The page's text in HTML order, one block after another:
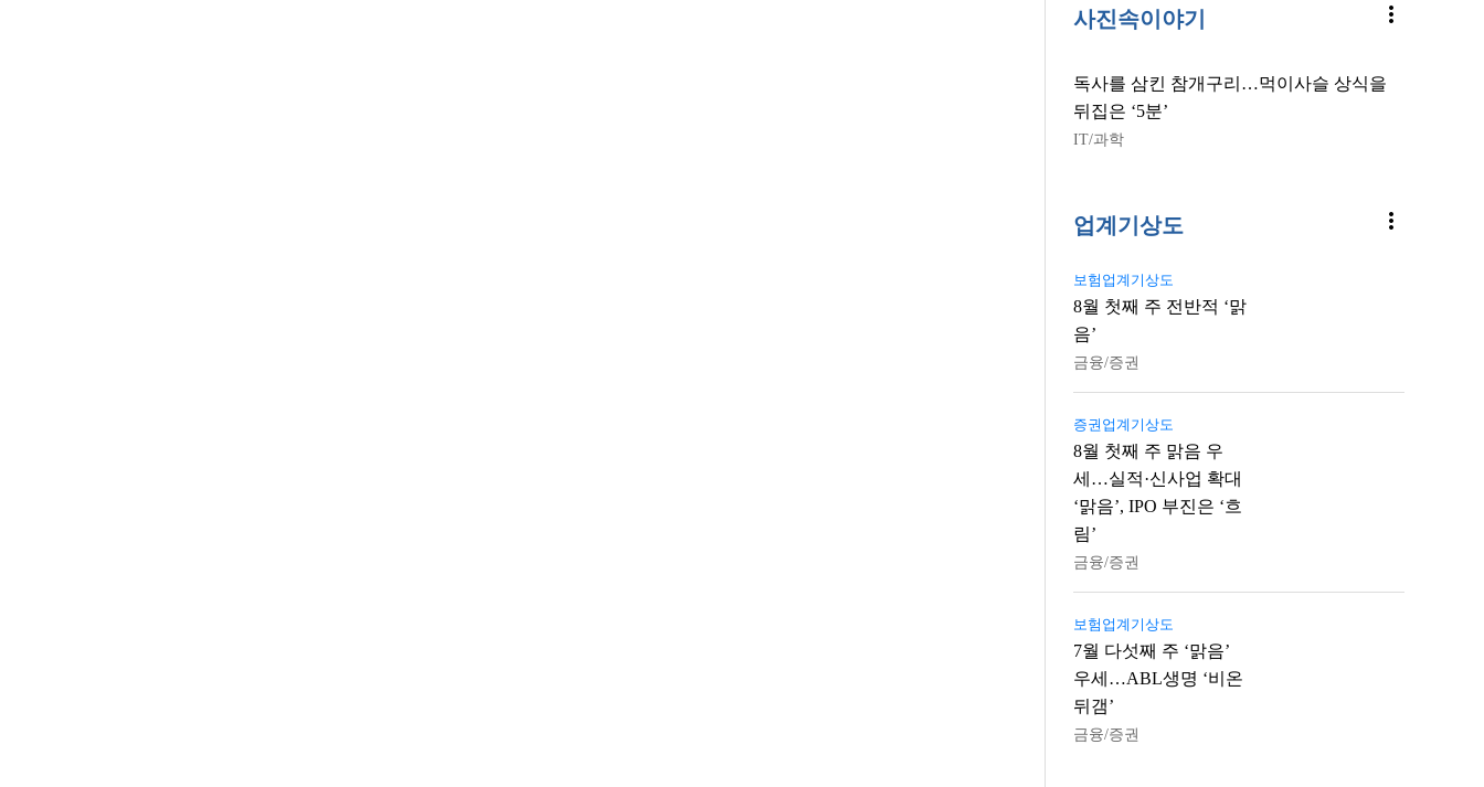
사진속이야기 more_vert
독사를 삼킨 참개구리…먹이사슬 상식을
뒤집은 ‘5분’
IT/과학
업계기상도 more_vert
보험업계기상도
8월 첫째 주 전반적 ‘맑
음’
금융/증권
증권업계기상도
8월 첫째 주 맑음 우
세…실적·신사업 확대
‘맑음’, IPO 부진은 ‘흐
림’
금융/증권
보험업계기상도
7월 다섯째 주 ‘맑음’
우세…ABL생명 ‘비온
뒤갬’
금융/증권